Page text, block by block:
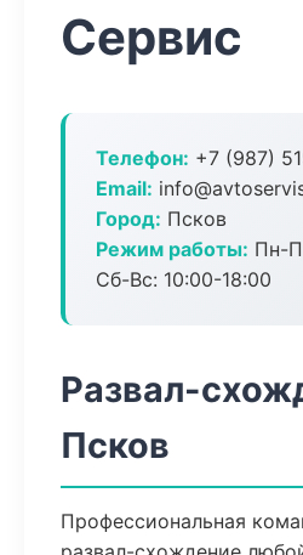
Сервис
Телефон: +7 (987)
Email:
Город: Псков
Режим работы: Пн-
Сб-Вс: 10:00-18:00
Развал-
Псков
Профессиональная